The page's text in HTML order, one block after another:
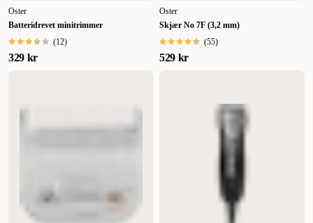
ergonomisk og kan også øke presisjonen litt.
online her på ZOO.no så blir pelsklippingen en sann fornøyelse.
Oster
Batteridrevet minitrimmer
(12)
329 kr
Oster
Skjær No 7F (3,2 mm)
(55)
529 kr